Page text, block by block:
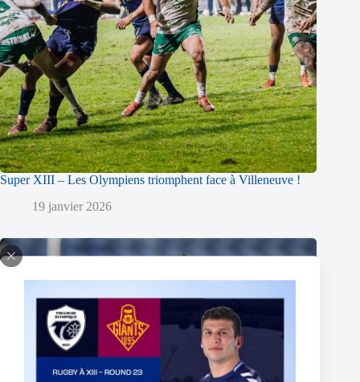
Super XIII – Les Olympiens triomphent face à Villeneuve !
19 janvier 2026